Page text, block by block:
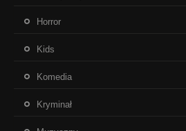
Horror
Kids
Komedia
Kryminał